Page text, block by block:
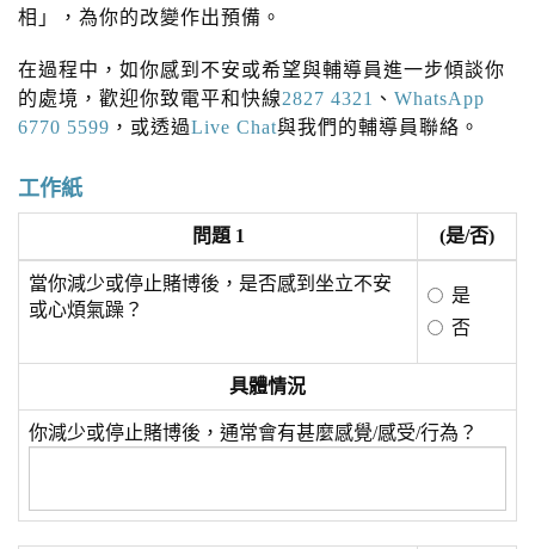
相」，為你的改變作出預備。
在過程中，如你感到不安或希望與輔導員進一步傾談你
的處境，歡迎你致電平和快線2827 4321 、 WhatsApp
6770 5599 ，或透過Live Chat與我們的輔導員聯絡。
工作紙
問題 1 (是/否)
當你減少或停止賭博後，是否感到坐立不安
或心煩氣躁？
是
否
具體情況
你減少或停止賭博後，通常會有甚麼感覺/感受/行為？